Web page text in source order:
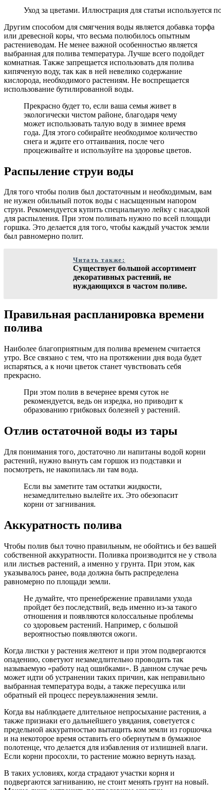
Уход за цветами. Иллюстрация для статьи используется
Другим способом для смягчения воды является добавка торфа
или древесной коры, что весьма полюбилось опытным
растениеводам. Не менее важной особенностью является
выбранная для полива температура. Лучше всего подойдет
комнатная. Также запрещается использовать для полива
кипяченую воду, так как в ней невелико содержание
кислорода, необходимого растениям. Не воспрещается
использование бутилированной воды.
Прекрасно будет то, если ваша семья живет в
экологически чистом районе, благодаря чему
может использовать талую воду в зимнее время
года. Для этого собирайте необходимое количество
снега и ждите его оттаивания, после чего
процеживайте и используйте на здоровье цветов.
Распыление струи воды
Для того чтобы полив был достаточным и необходимым, вам
не нужен обильный поток воды с насыщенным напором
струи. Рекомендуется купить специальную лейку с насадкой
для распыления. При этом поливать нужно по всей площади
горшка. Это делается для того, чтобы каждый участок земли
был равномерно полит.
Читать также:
Существует большой ассортимент
декоративных растений, не
нуждающихся в частом поливе.
Правильная распланировка времени
полива
Наиболее благоприятным для полива временем считается
утро. Все связано с тем, что на протяжении дня вода будет
испаряться, а к ночи цветок станет чувствовать себя
прекрасно.
При этом полив в вечернее время суток не
рекомендуется, ведь он изредка, но приводит к
образованию грибковых болезней у растений.
Отлив остаточной воды из тары
Для понимания того, достаточно ли напитаны водой корни
растений, нужно вынуть сам горшок из подставки и
посмотреть, не накопилась ли там вода.
Если вы заметите там остатки жидкости,
незамедлительно вылейте их. Это обезопасит
корни от загнивания.
Аккуратность полива
Чтобы полив был точно правильным, не обойтись и без вашей
собственной аккуратности. Поливка производится не у ствола
или листьев растений, а именно у грунта. При этом, как
указывалось ранее, вода должна быть распределена
равномерно по площади земли.
Не думайте, что пренебрежение правилами ухода
пройдет без последствий, ведь именно из-за такого
отношения и появляются колоссальные проблемы
со здоровьем растений. Например, с большой
вероятностью появляются ожоги.
Когда листки у растения желтеют и при этом подвергаются
опадению, советуют незамедлительно проводить так
называемую «работу над ошибками». В данном случае речь
может идти об устранении таких причин, как неправильно
выбранная температура воды, а также пересушка или
обратный ей процесс переувлажнения земли.
Когда вы наблюдаете длительное непросыхание растения, а
также признаки его дальнейшего увядания, советуется с
предельной аккуратностью вытащить ком земли из горшочка
и на некоторое время оставить его обернутым в бумажное
полотенце, что делается для избавления от излишней влаги.
Если корни просохли, то растение можно вернуть назад.
В таких условиях, когда страдают участки корня и
подвергаются загниванию, не стоит менять грунт на новый.